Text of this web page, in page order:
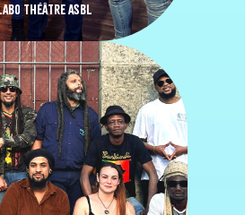
THÉÂTRE ASBL